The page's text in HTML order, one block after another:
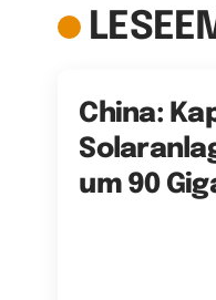
China:
um 90